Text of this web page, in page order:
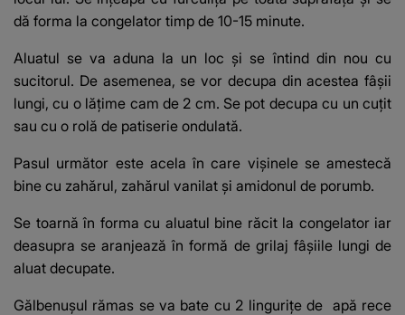
dă forma la congelator timp de 10-15 minute.
Aluatul se va aduna la un loc și se întind din nou cu
sucitorul. De asemenea, se vor decupa din acestea fâșii
lungi, cu o lățime cam de 2 cm. Se pot decupa cu un cuțit
sau cu o rolă de patiserie ondulată.
Pasul următor este acela în care vișinele se amestecă
bine cu zahărul, zahărul vanilat și amidonul de porumb.
Se toarnă în forma cu aluatul bine răcit la congelator iar
deasupra se aranjează în formă de grilaj fâșiile lungi de
aluat decupate.
Gălbenușul rămas se va bate cu 2 lingurițe de apă rece